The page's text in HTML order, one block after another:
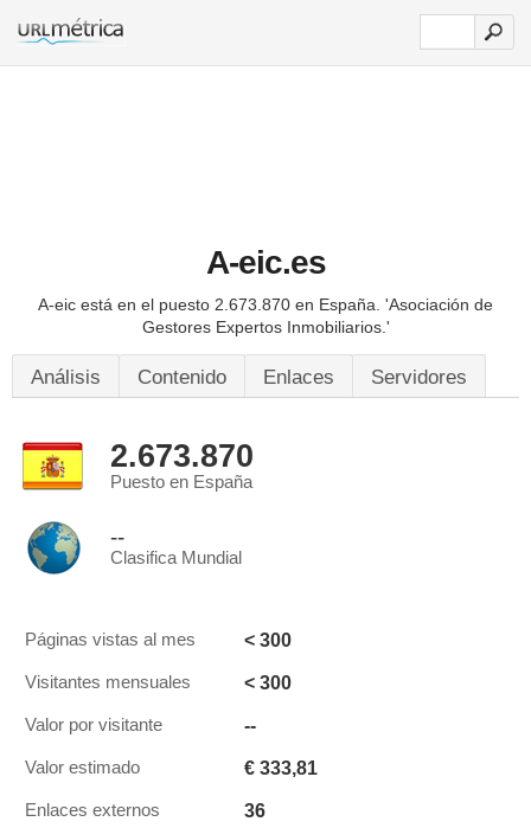
A-eic.es
A-eic está en el puesto 2.673.870 en España. 'Asociación de
Gestores Expertos Inmobiliarios.'
Análisis Contenido Enlaces Servidores
2.673.870
Puesto en España
--
Clasifica Mundial
Páginas vistas al mes < 300
Visitantes mensuales < 300
Valor por visitante --
Valor estimado € 333,81
Enlaces externos 36